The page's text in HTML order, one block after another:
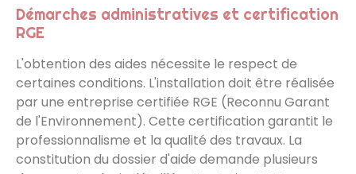
Démarches administratives et certification
RGE
L'obtention des aides nécessite le respect de
certaines conditions. L'installation doit être réalisée
par une entreprise certifiée RGE (Reconnu Garant
de l'Environnement). Cette certification garantit le
professionnalisme et la qualité des travaux. La
constitution du dossier d'aide demande plusieurs